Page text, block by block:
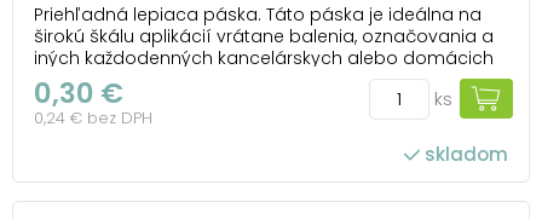
Priehľadná lepiaca páska. Táto páska je ideálna na
širokú škálu aplikácií vrátane balenia, označovania a
iných každodenných kancelárskych alebo domácich
činností. Jej priehľadnosť zaisťuje estetický vzhľad a
minimálnu viditeľnosť na povrchu, na ktorú je
prilepená. Hrúbka pásky je 38 mikrónov, čo ...
0,30 €
0,24 € bez DPH
ks
skladom